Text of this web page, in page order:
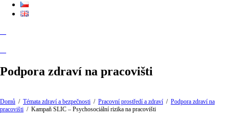
Podpora zdraví na pracovišti
Domů / Témata zdraví a bezpečnosti / Pracovní prostředí a zdraví / Podpora zdraví na
pracovišti / Kampaň SLIC – Psychosociální rizika na pracovišti